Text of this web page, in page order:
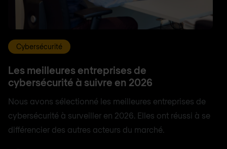
Cybersécurité
Les meilleures entreprises de
cybersécurité à suivre en 2026
Nous avons sélectionné les meilleures entreprises de
cybersécurité à surveiller en 2026. Elles ont réussi à se
différencier des autres acteurs du marché.